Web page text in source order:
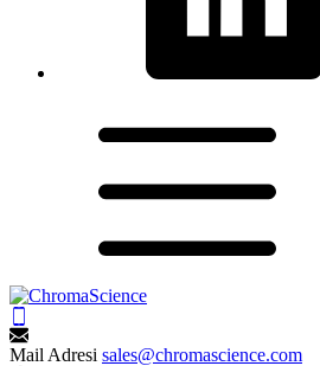
Mail Adresi sales@chromascience.com